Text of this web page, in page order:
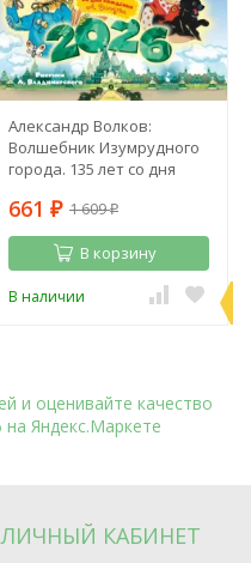
Александр Волков:
Волшебник Изумрудного
города. 135 лет со дня
661 ₽ 1 609₽
В корзину
В наличии
ЛИЧНЫЙ КАБИНЕТ